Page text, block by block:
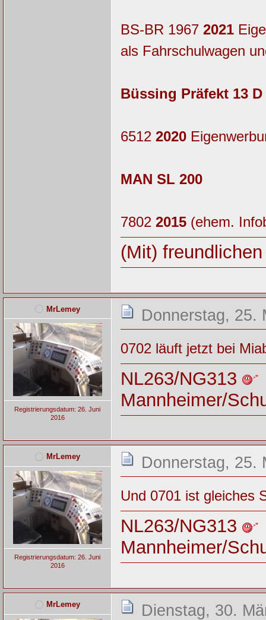
BS-BR 1967 2021
als Fahrschulwagen
Büssing Präfekt 13 D
6512 2020
MAN SL 200
7802 2015(ehem.
(Mit)
MrLemey
Registrierungsdatum: 26. Juni
2016
Donnerstag, 25.
0702 läuft jetzt bei
NL263/NG313
Mannheimer/
MrLemey
Registrierungsdatum: 26. Juni
2016
Donnerstag, 25.
Und 0701 ist gleiches
NL263/NG313
Mannheimer/
MrLemey Dienstag, 30.